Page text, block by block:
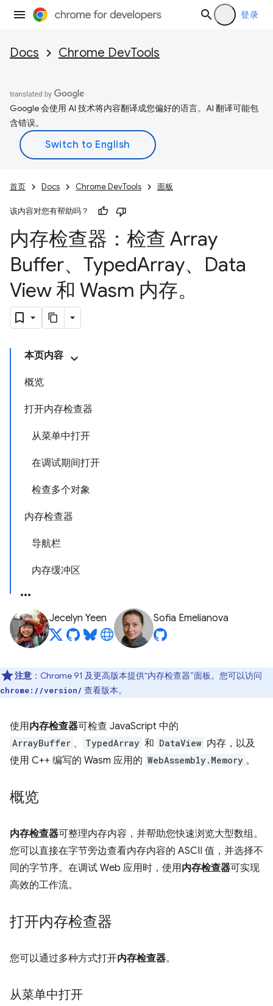
登录
Docs Chrome DevTools
Google 会使用 AI 技术将内容翻译成您偏好的语言。AI 翻译可能包
含错误。
首页 Docs Chrome DevTools 面板
该内容对您有帮助吗？
内存检查器：检查 Array
Buffer、TypedArray、Data
View 和 Wasm 内存。
本页内容
概览
打开内存检查器
从菜单中打开
在调试期间打开
检查多个对象
内存检查器
导航栏
内存缓冲区
Jecelyn Yeen Sofia Emelianova
注意 ：Chrome 91 及更高版本提供“内存检查器”面板。您可以访问
chrome://version/ 查看版本。
使用内存检查器可检查 JavaScript 中的
ArrayBuffer 、 TypedArray 和 DataView 内存，以及
使用 C++ 编写的 Wasm 应用的 WebAssembly.Memory 。
概览
内存检查器可整理内存内容，并帮助您快速浏览大型数组。
您可以直接在字节旁边查看内存内容的 ASCII 值，并选择不
同的字节序。在调试 Web 应用时，使用内存检查器可实现
高效的工作流。
打开内存检查器
您可以通过多种方式打开内存检查器。
从菜单中打开